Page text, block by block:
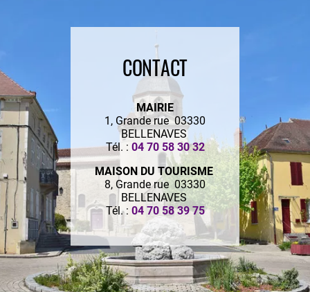
CONTACT
MAIRIE
1, Grande rue 03330
BELLENAVES
Tél. : 04 70 58 30 32
MAISON DU TOURISME
8, Grande rue 03330
BELLENAVES
Tél. : 04 70 58 39 75